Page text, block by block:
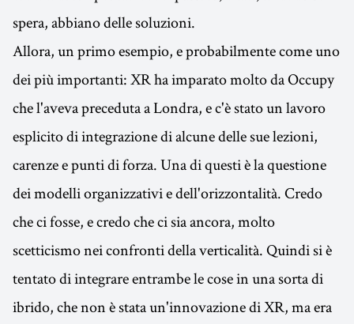
spera, abbiano delle soluzioni.
Allora, un primo esempio, e probabilmente come uno
dei più importanti: XR ha imparato molto da Occupy
che l'aveva preceduta a Londra, e c'è stato un lavoro
esplicito di integrazione di alcune delle sue lezioni,
carenze e punti di forza. Una di questi è la questione
dei modelli organizzativi e dell'orizzontalità. Credo
che ci fosse, e credo che ci sia ancora, molto
scetticismo nei confronti della verticalità. Quindi si è
tentato di integrare entrambe le cose in una sorta di
ibrido, che non è stata un'innovazione di XR, ma era